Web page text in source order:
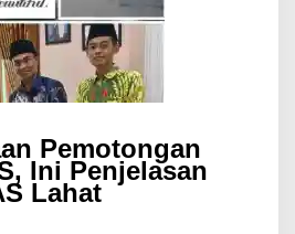
Pemotongan
Ini Penjelasan
Lahat